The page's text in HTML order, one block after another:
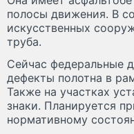
полосы движения. В
искусственных
труба.
Сейчас федеральные
дефекты полотна в
Также на участках
знаки. Планируется
нормативному